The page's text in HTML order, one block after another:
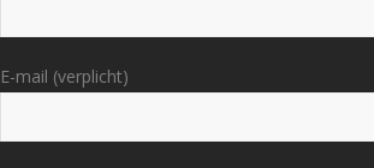
E-mail (verplicht)